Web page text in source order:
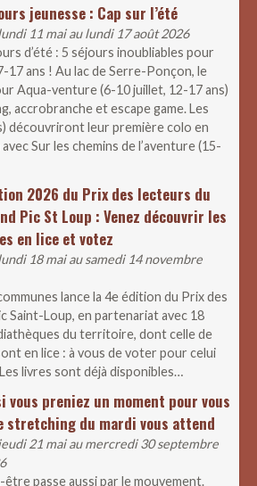
jeunesse : Cap sur l’été
11 mai au lundi 17 août 2026
d’été : 5 séjours inoubliables pour
17 ans ! Au lac de Serre-Ponçon, le
Aqua-venture (6-10 juillet, 12-17 ans)
accrobranche et escape game. Les
découvriront leur première colo en
Sur les chemins de l’aventure (15-
2026 du Prix des lecteurs du
Pic St Loup : Venez découvrir les
en lice et votez
18 mai au samedi 14 novembre
lance la 4e édition du Prix des
Saint-Loup, en partenariat avec 18
du territoire, dont celle de
en lice : à vous de voter pour celui
livres sont déjà disponibles…
vous preniez un moment pour vous
stretching du mardi vous attend
21 mai au mercredi 30 septembre
être passe aussi par le mouvement.